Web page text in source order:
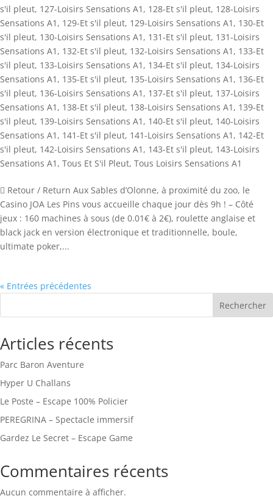
s'il pleut, 127-Loisirs Sensations A1 , 128-Et s'il pleut, 128-Loisirs
Sensations A1 , 129-Et s'il pleut, 129-Loisirs Sensations A1 , 130-Et
s'il pleut, 130-Loisirs Sensations A1 , 131-Et s'il pleut, 131-Loisirs
Sensations A1 , 132-Et s'il pleut, 132-Loisirs Sensations A1 , 133-Et
s'il pleut, 133-Loisirs Sensations A1 , 134-Et s'il pleut, 134-Loisirs
Sensations A1 , 135-Et s'il pleut, 135-Loisirs Sensations A1 , 136-Et
s'il pleut, 136-Loisirs Sensations A1 , 137-Et s'il pleut, 137-Loisirs
Sensations A1 , 138-Et s'il pleut, 138-Loisirs Sensations A1 , 139-Et
s'il pleut, 139-Loisirs Sensations A1 , 140-Et s'il pleut, 140-Loisirs
Sensations A1 , 141-Et s'il pleut, 141-Loisirs Sensations A1 , 142-Et
s'il pleut, 142-Loisirs Sensations A1 , 143-Et s'il pleut, 143-Loisirs
Sensations A1 , Tous Et S'il Pleut, Tous Loisirs Sensations A1
 Retour / Return Aux Sables d’Olonne, à proximité du zoo, le
Casino JOA Les Pins vous accueille chaque jour dès 9h ! – Côté
jeux : 160 machines à sous (de 0.01€ à 2€), roulette anglaise et
black jack en version électronique et traditionnelle, boule,
ultimate poker,...
« Entrées précédentes
Rechercher
Articles récents
Parc Baron Aventure
Hyper U Challans
Le Poste – Escape 100% Policier
PEREGRINA – Spectacle immersif
Gardez Le Secret – Escape Game
Commentaires récents
Aucun commentaire à afficher.